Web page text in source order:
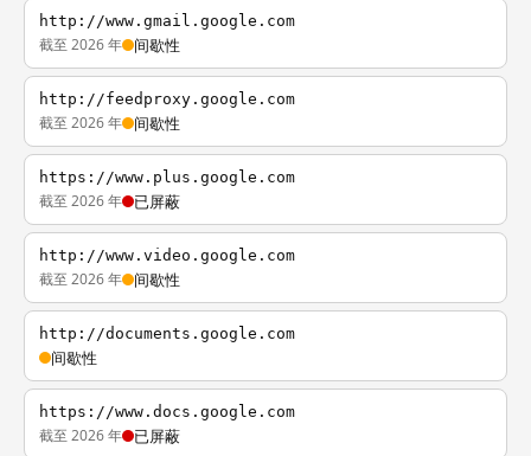
http://www.gmail.google.com
截至 2026 年 间歇性
http://feedproxy.google.com
截至 2026 年 间歇性
https://www.plus.google.com
截至 2026 年 已屏蔽
http://www.video.google.com
截至 2026 年 间歇性
http://documents.google.com
间歇性
https://www.docs.google.com
截至 2026 年 已屏蔽